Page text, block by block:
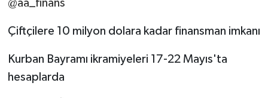
@aa_finans
Çiftçilere 10 milyon dolara kadar finansman imkanı
Kurban Bayramı ikramiyeleri 17-22 Mayıs'ta
hesaplarda